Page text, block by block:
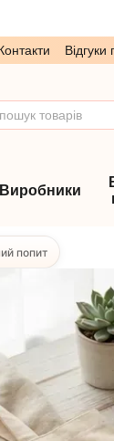
Виробники
попит